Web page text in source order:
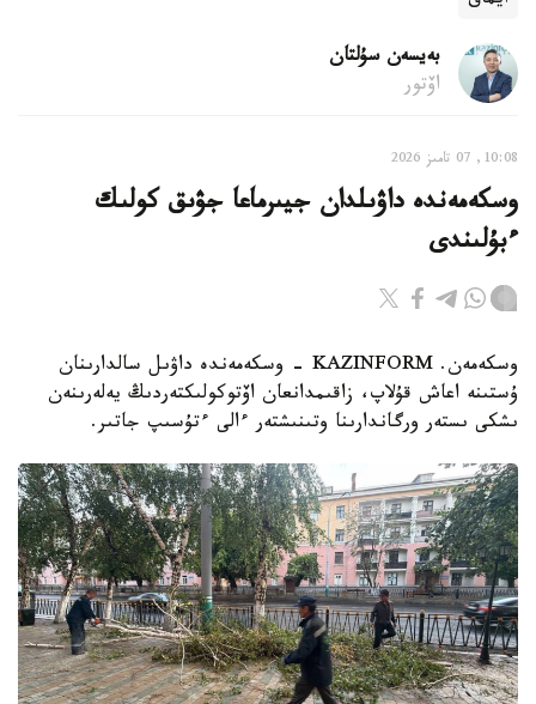
بەيسەن سۇلتان
اۆتور
10:08, 07 تامىز 2026
وسكەمەندە داۋىلدان جيىرماعا جۋىق كولىك
ءبۇلىندى
وسكەمەن. KAZINFORM - وسكەمەندە داۋىل سالدارىنان
ۇستىنە اعاش قۇلاپ، زاقىمدانعان اۆتوكولىكتەردىڭ يەلەرىنەن
ىشكى ىستەر ورگاندارىنا وتىنىشتەر ءالى ءتۇسىپ جاتىر.